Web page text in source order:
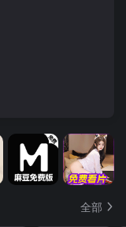
全部